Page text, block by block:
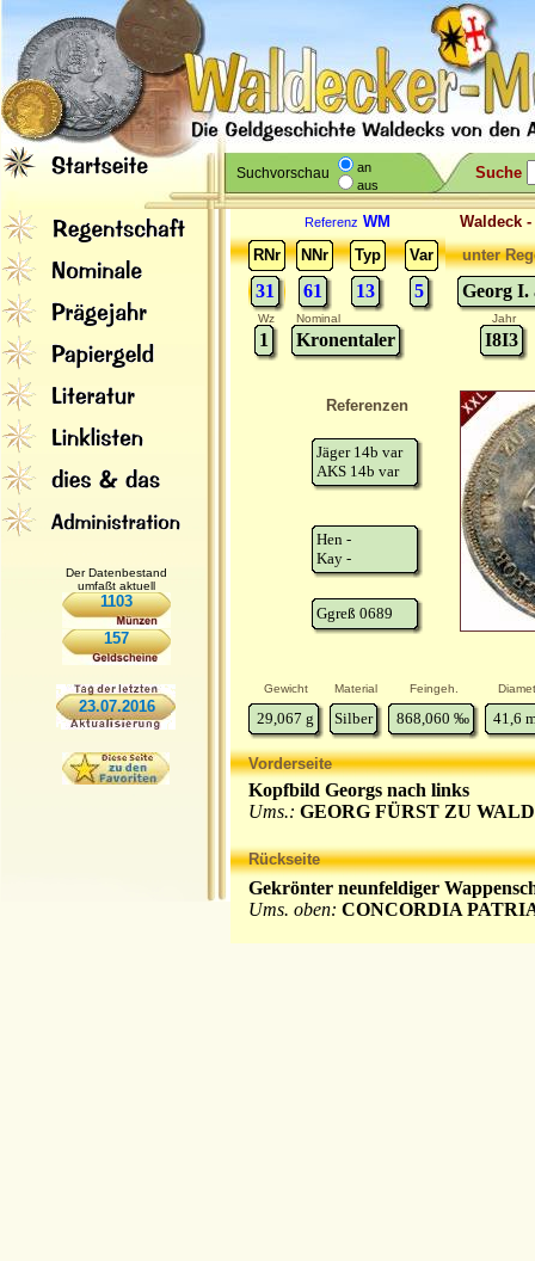
Suchvorschau
an
aus
Suche
Der Datenbestand
umfaßt aktuell
1103
157
23.07.2016
Referenz WM
RNr
NNr Typ Var
31 61 13 5
unter
Georg I.
Wz Nominal Jahr
1 Kronentaler I8I3
Referenzen
Jäger 14b var
AKS 14b var
Hen -
Kay -
Ggreß 0689
Gewicht Material Feingeh.
29,067 g Silber 868,060 ‰ 41,6
Vorderseite
Kopfbild Georgs nach links
Ums.: GEORG FÜRST ZU
Rückseite
Gekrönter neunfeldiger
Ums. oben: CONCORDIA